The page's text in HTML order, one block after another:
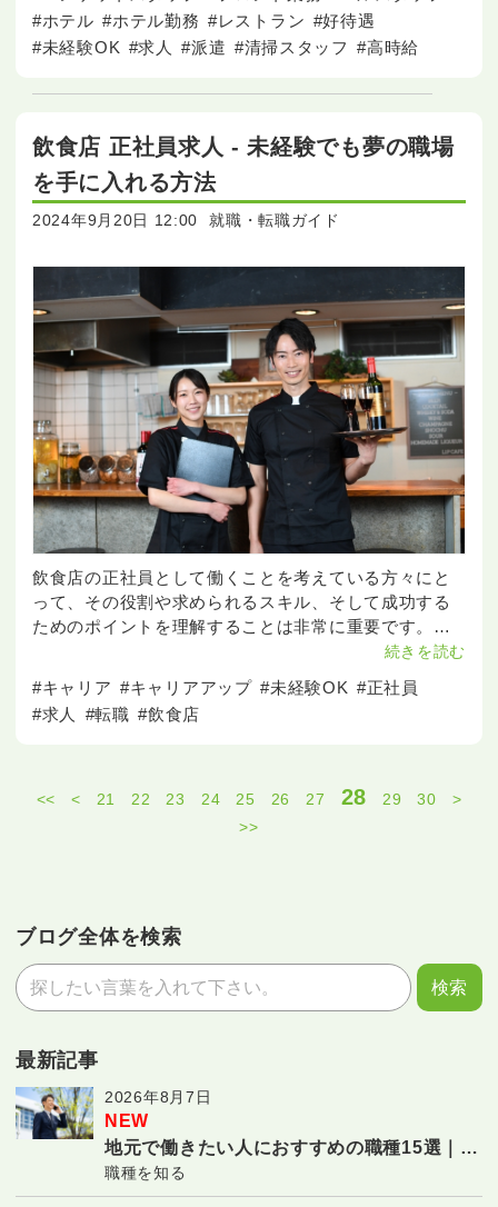
#ホテル #ホテル勤務 #レストラン #好待遇
#未経験OK #求人 #派遣 #清掃スタッフ #高時給
飲食店 正社員求人 - 未経験でも夢の職場
を手に入れる方法
2024年9月20日 12:00 就職・転職ガイド
飲食店の正社員として働くことを考えている方々にと
って、その役割や求められるスキル、そして成功する
ためのポイントを理解することは非常に重要です。こ
こでは、飲食店正社員の魅力とメリット、未経験から
始める方法、具体的な仕事内容、そして成功するため
のポイントに
#キャリア #キャリアアップ #未経験OK #正社員
#求人
#転職 #飲食店
続きを読む
<< < 21 22 23 24 25 26 27 28 29 30
>
>>
ブログ全体を検索
最新記事
2026年8月7日
NEW
地元で働きたい人におすすめの職種15選｜転
勤なしで長く働ける仕事
職種を知る